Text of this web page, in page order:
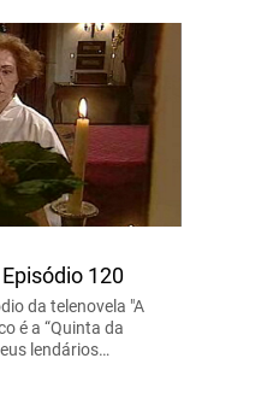
120
da telenovela "A
é a “Quinta da
lendários…